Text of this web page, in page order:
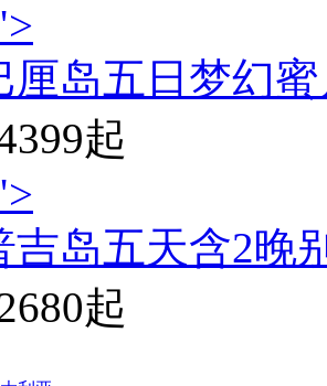
厘岛五日梦幻
起
吉岛五天含2晚
起